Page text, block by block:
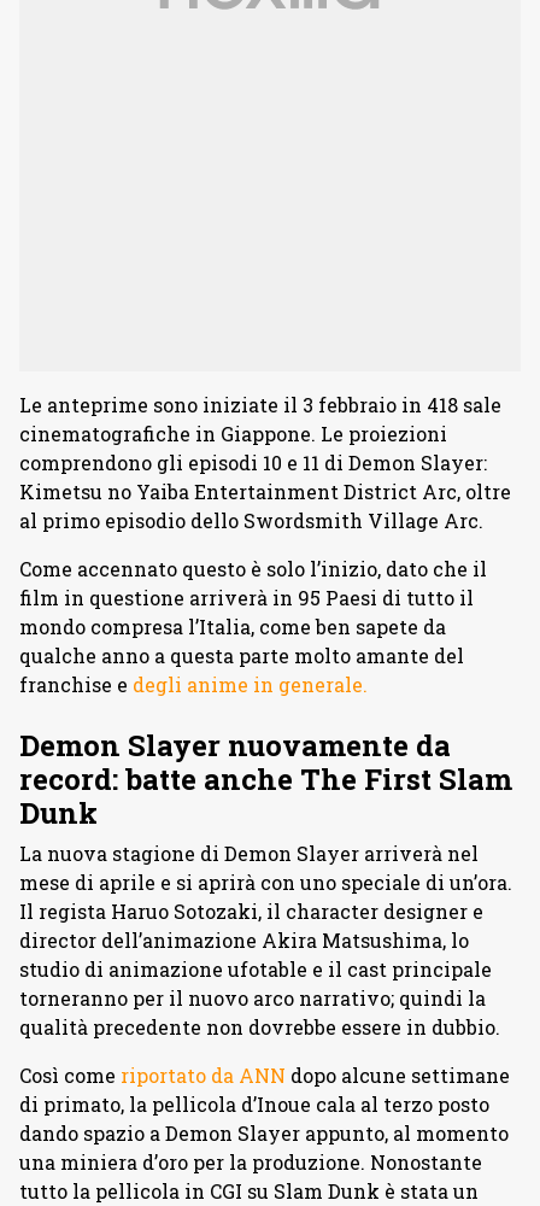
Le anteprime sono iniziate il 3 febbraio in 418 sale
cinematografiche in Giappone. Le proiezioni
comprendono gli episodi 10 e 11 di Demon Slayer:
Kimetsu no Yaiba Entertainment District Arc, oltre
al primo episodio dello Swordsmith Village Arc.
Come accennato questo è solo l’inizio, dato che il
film in questione arriverà in 95 Paesi di tutto il
mondo compresa l’Italia, come ben sapete da
qualche anno a questa parte molto amante del
franchise e degli anime in generale.
Demon Slayer nuovamente da
record: batte anche The First Slam
Dunk
La nuova stagione di Demon Slayer arriverà nel
mese di aprile e si aprirà con uno speciale di un’ora.
Il regista Haruo Sotozaki, il character designer e
director dell’animazione Akira Matsushima, lo
studio di animazione ufotable e il cast principale
torneranno per il nuovo arco narrativo; quindi la
qualità precedente non dovrebbe essere in dubbio.
Così come riportato da ANN dopo alcune settimane
di primato, la pellicola d’Inoue cala al terzo posto
dando spazio a Demon Slayer appunto, al momento
una miniera d’oro per la produzione. Nonostante
tutto la pellicola in CGI su Slam Dunk è stata un